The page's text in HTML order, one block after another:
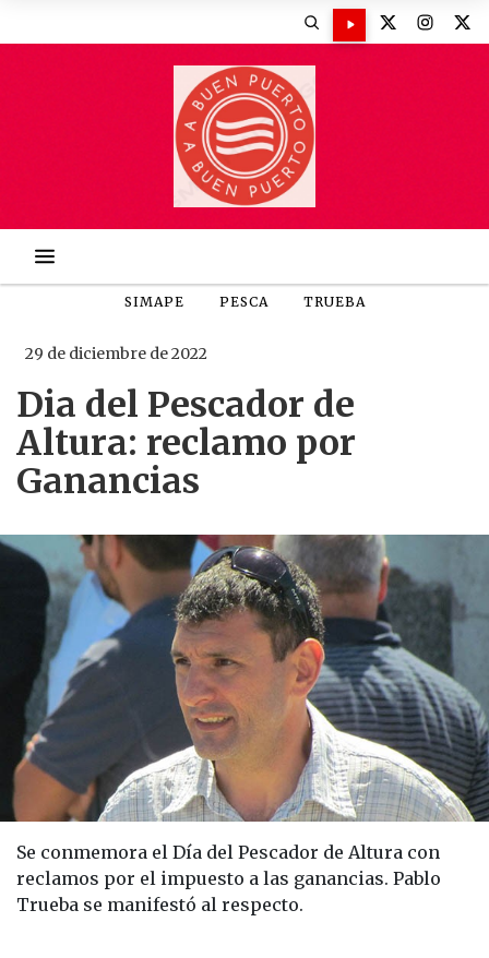
SIMAPE PESCA TRUEBA
29 de diciembre de 2022
Dia del Pescador de
Altura: reclamo por
Ganancias
Se conmemora el Día del Pescador de Altura con
reclamos por el impuesto a las ganancias. Pablo
Trueba se manifestó al respecto.